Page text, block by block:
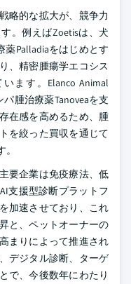
略的な拡大が、競争力
。例えばZoetisは、犬
薬Palladiaをはじめとす
、精密腫瘍学エコシス
ます。Elanco Animal
腫治療薬Tanoveaを支
在感を高めるため、腫
を絞った買収を通じて
要企業は免疫療法、低
支援型診断プラットフ
加速させており、これ
と、ペットオーナーの
まりによって推進され
デジタル診断、ターゲ
で、今後数年にわたり